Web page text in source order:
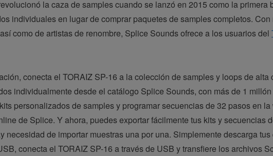
la caza de samples cuando se lanzó en 2015 como la
individuales en lugar de comprar paquetes de samples completos.
como de artistas de renombre, Splice Sounds ofrece a los usuarios del
conecta el TORAIZ SP-16 a la colección de samples y loops de
individualmente desde el catálogo Splice Sounds, con más de 1
personalizados de samples y programar secuencias de 32 pasos en
de Splice. Y ahora, puedes exportar fácilmente tus kits y secuencias
necesidad de importar muestras una por una. Simplemente descarga
conecta el TORAIZ SP-16 a través de USB y transfiere los archivos